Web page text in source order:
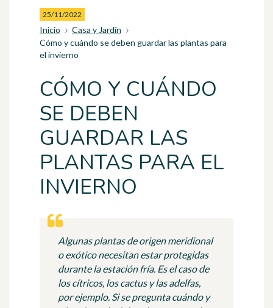
25/11/2022
Inicio
Casa y Jardín
Cómo y cuándo se deben guardar las plantas para
el invierno
CÓMO Y CUÁNDO
SE DEBEN
GUARDAR LAS
PLANTAS PARA EL
INVIERNO
Algunas plantas de origen meridional
o exótico necesitan estar protegidas
durante la estación fría. Es el caso de
los cítricos, los cactus y las adelfas,
por ejemplo. Si se pregunta cuándo y